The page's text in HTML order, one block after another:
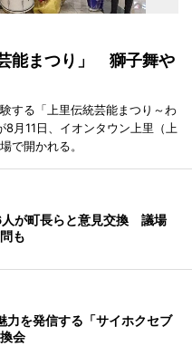
能まつり」 獅子舞や
する「上里伝統芸能まつり～わ
8月11日、イオンタウン上里（上
で開かれる。
人が町長らと意見交換 議場
も
力を発信する「サイホクセブ
会